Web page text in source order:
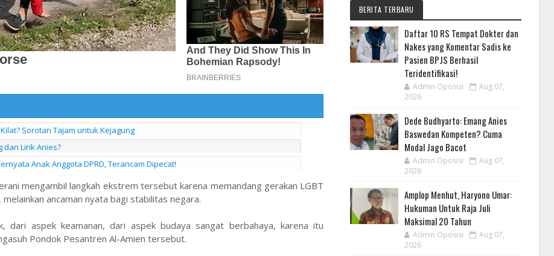
Sorotan Tajam untuk Kejagung
dan Lirik Anies?
Anak Anggota DPRD, Terancam Dipecat!
mengambil langkah ekstrem tersebut karena memandang gerakan LGBT
ancaman nyata bagi stabilitas negara.
dari aspek keamanan, dari aspek budaya sangat berbahaya, karena itu
Pondok Pesantren Al-Amien tersebut.
BERITA TERBARU
Daftar 10 RS Tempat Dokter dan
Nakes yang Komentar Sadis ke
Pasien BPJS Berhasil
Teridentifikasi!
Admin Oposisi
Aug 07,
2026
Dede Budhyarto: Emang Anies
Baswedan Kompeten? Cuma
Modal Jago Bacot
Admin Oposisi
Aug 07,
2026
Amplop Menhut, Haryono Umar:
Hukuman Untuk Raja Juli
Maksimal 20 Tahun
Admin Oposisi
Aug 07,
2026